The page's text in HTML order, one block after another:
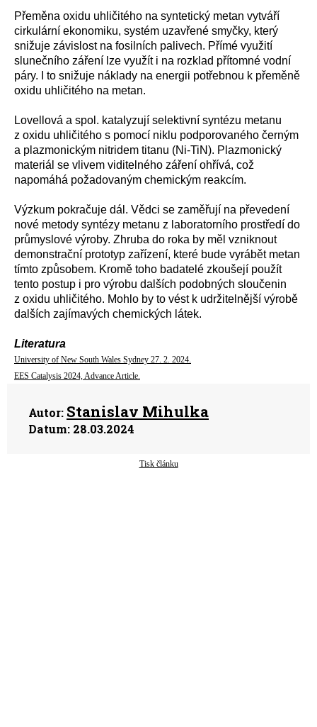
Přeměna oxidu uhličitého na syntetický metan vytváří
cirkulární ekonomiku, systém uzavřené smyčky, který
snižuje závislost na fosilních palivech. Přímé využití
slunečního záření lze využít i na rozklad přítomné vodní
páry. I to snižuje náklady na energii potřebnou k přeměně
oxidu uhličitého na metan.
Lovellová a spol. katalyzují selektivní syntézu metanu
z oxidu uhličitého s pomocí niklu podporovaného černým
a plazmonickým nitridem titanu (Ni-TiN). Plazmonický
materiál se vlivem viditelného záření ohřívá, což
napomáhá požadovaným chemickým reakcím.
Výzkum pokračuje dál. Vědci se zaměřují na převedení
nové metody syntézy metanu z laboratorního prostředí do
průmyslové výroby. Zhruba do roka by měl vzniknout
demonstrační prototyp zařízení, které bude vyrábět metan
tímto způsobem. Kromě toho badatelé zkoušejí použít
tento postup i pro výrobu dalších podobných sloučenin
z oxidu uhličitého. Mohlo by to vést k udržitelnější výrobě
dalších zajímavých chemických látek.
Literatura
University of New South Wales Sydney 27. 2. 2024.
EES Catalysis 2024, Advance Article.
Autor: Stanislav Mihulka
Datum: 28.03.2024
Tisk článku